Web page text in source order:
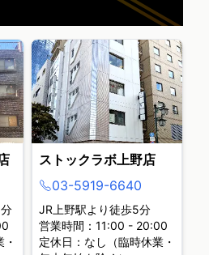
ストックラボ上野店
03-5919-6640
JR上野駅より徒歩5分
営業時間：11:00 - 20:00
定休日：なし（臨時休業・